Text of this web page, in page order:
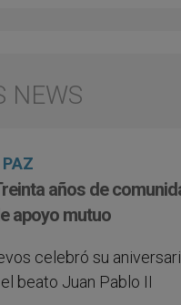
años de
apoyo mutuo
celebró su
beato Juan Pablo II